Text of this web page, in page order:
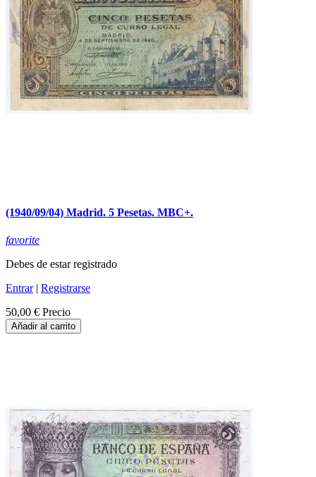
(1940/09/04) Madrid. 5 Pesetas. MBC+.
favorite
Debes de estar registrado
Entrar| Registrarse
50,00 € Precio
Añadir al carrito